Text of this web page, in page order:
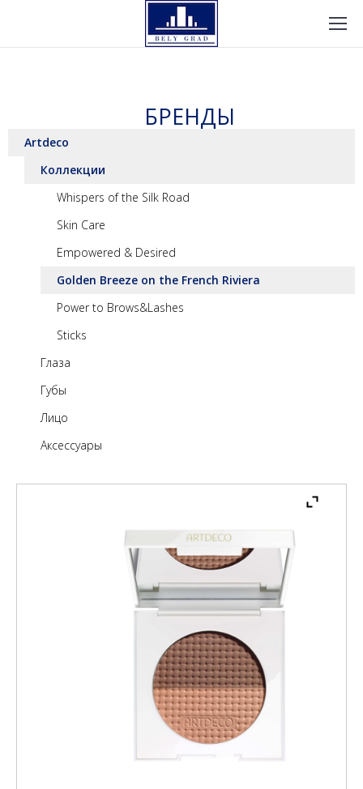
БРЕНДЫ
Artdeco
Коллекции
Whispers of the Silk Road
Skin Care
Empowered & Desired
Golden Breeze on the French Riviera
Power to Brows&Lashes
Sticks
Глаза
Губы
Лицо
Аксессуары